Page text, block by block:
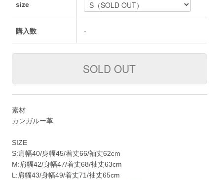
size
購入数 -
素材
カンガルー革
SIZE
S:肩幅40/身幅45/着丈66/袖丈62cm
M:肩幅42/身幅47/着丈68/袖丈63cm
L:肩幅43/身幅49/着丈71/袖丈65cm